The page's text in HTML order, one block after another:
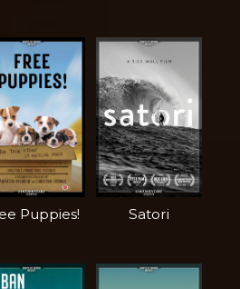
Puppies! Satori